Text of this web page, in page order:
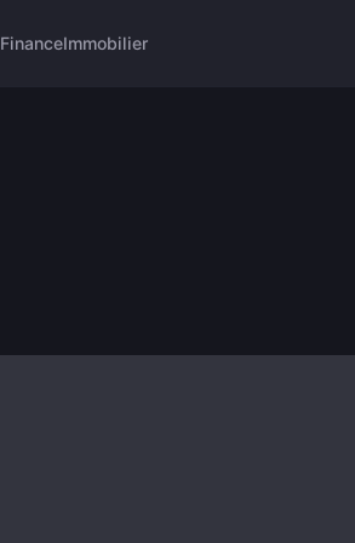
FinanceImmobilier